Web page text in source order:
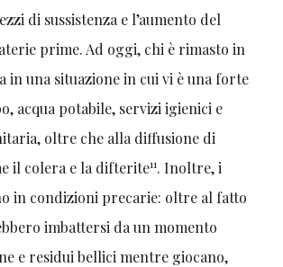
di sussistenza e l’aumento del
prime. Ad oggi, chi è rimasto in
in una situazione in cui vi è una forte
acqua potabile, servizi igienici e
oltre che alla diffusione di
il colera e la difterite11. Inoltre, i
in condizioni precarie: oltre al fatto
imbattersi da un momento
e residui bellici mentre giocano,